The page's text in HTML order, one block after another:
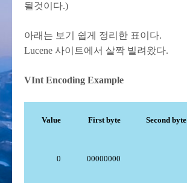
될것이다.)
아래는 보기 쉽게 정리한 표이다.
Lucene 사이트에서 살짝 빌려왔다.
VInt Encoding Example
Value First byte Second byte
0 00000000